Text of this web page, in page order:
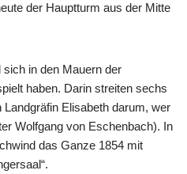
der Hauptturm aus der Mitte
in den Mauern der
haben. Darin streiten sechs
Elisabeth darum, wer
Wolfgang von Eschenbach). In
das Ganze 1854 mit